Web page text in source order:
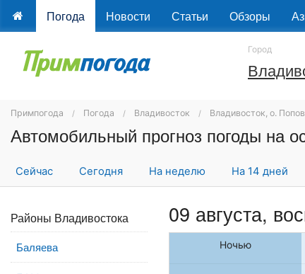
Погода Новости Статьи Обзоры
Город
Примпогода Погода Владивосток Владивосток, о.
Автомобильный прогноз погоды на
Сейчас Сегодня На неделю На 14 дней
Районы Владивостока
Баляева
09 августа,
Ночью